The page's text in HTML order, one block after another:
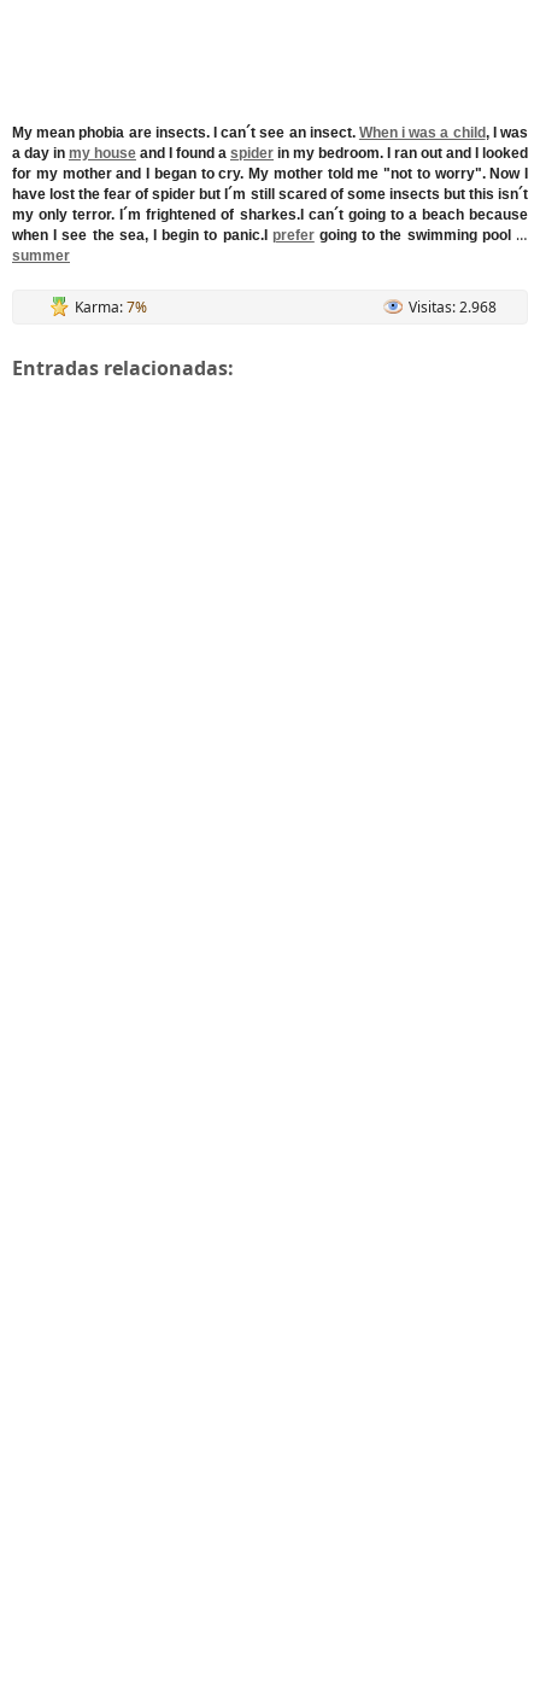
My mean phobia are insects. I can´t see an insect. When i was a child, I was
a day in my house and I found a spider in my bedroom. I ran out and I looked
for my mother and I began to cry. My mother told me "not to worry". Now I
have lost the fear of spider but I´m still scared of some insects but this isn´t
my only terror. I´m frightened of sharkes.I can´t going to a beach because
when I see the sea, I begin to panic.I prefergoing to the swimming pool in
summer
Karma:7% Visitas: 2.968
Entradas relacionadas: